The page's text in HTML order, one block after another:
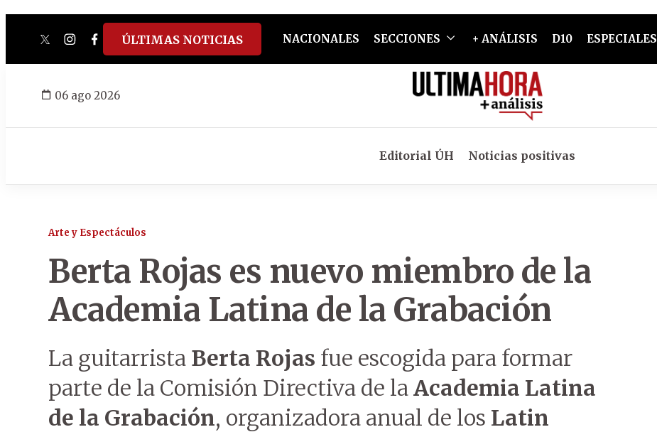
twitterinstagram
facebook
tiktokyoutube
spotify
ÚLTIMAS NOTICIAS NACIONALES SECCIONES + ANÁLISIS D10 ESPECIALES
06 ago 2026
Editorial ÚH Noticias positivas
Arte y Espectáculos
Berta Rojas es nuevo miembro de la
Academia Latina de la Grabación
La guitarrista Berta Rojas fue escogida para formar
parte de la Comisión Directiva de laAcademia Latina
de la Grabación, organizadora anual de los Latin